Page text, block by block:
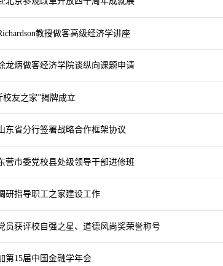
教授做客高级经济学讲座
龙炳做客经济学院谈纵向课题申请
校友之家”揭牌成立
东省分行签署战略合作框架协议
营市委党校县处级领导干部进修班
研指导职工之家建设工作
员获评校自强之星、道德风尚奖荣誉称号
第15届中国金融学年会